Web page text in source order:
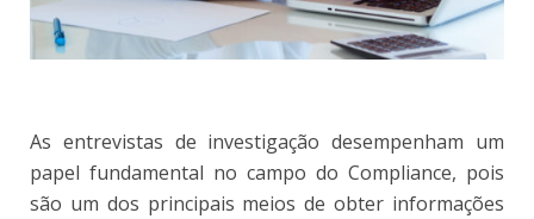
As entrevistas de investigação desempenham um
papel fundamental no campo do Compliance, pois
são um dos principais meios de obter informações